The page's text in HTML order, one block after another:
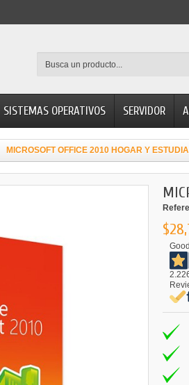
SISTEMAS OPERATIVOS SERVIDOR
MICROSOFT OFFICE 2010 HOGAR Y
Good